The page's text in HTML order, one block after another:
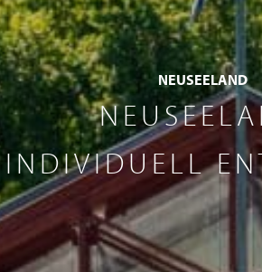
NEUSEELAND
INDIVIDUELL